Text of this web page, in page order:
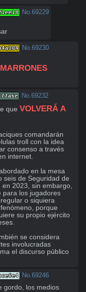
No.69229
No.69230
No.69232
que VOLVERÁ A
comandarán
troll con la idea
consenso a través
internet.
en la mesa
seis de Seguridad de
en 2023, sin embargo,
para los jugadores
o siquiera
porque
su propio ejército
se considera
involucradas
el discurso público
No.69246
gordo, los medios